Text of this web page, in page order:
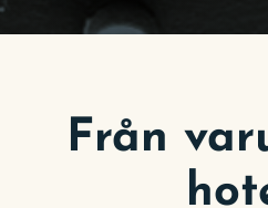
Från